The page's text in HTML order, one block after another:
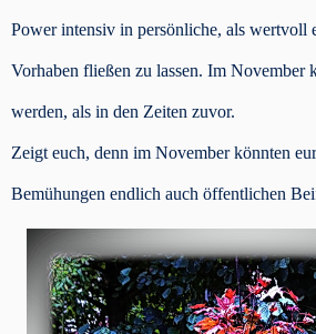
Power intensiv in persönliche, als wertvoll
Vorhaben fließen zu lassen. Im November
werden, als in den Zeiten zuvor.
Zeigt euch, denn im November könnten
Bemühungen endlich auch öffentlichen